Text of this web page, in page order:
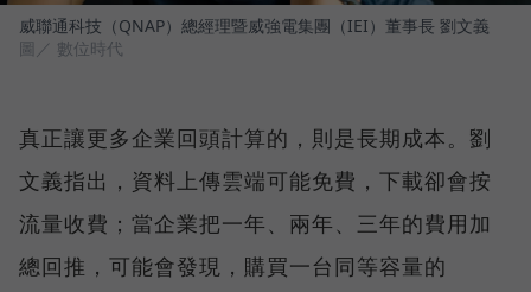
威聯通科技（QNAP）總經理暨威強電集團（IEI）董事長 劉文義
圖／ 數位時代
真正讓更多企業回頭計算的，則是長期成本。劉
文義指出，資料上傳雲端可能免費，下載卻會按
流量收費；當企業把一年、兩年、三年的費用加
總回推，可能會發現，購買一台同等容量的